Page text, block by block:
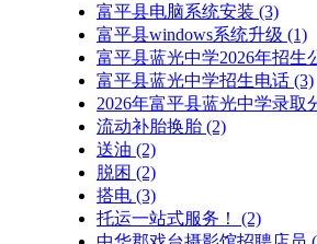
富平县电脑系统安装 (3)
富平县windows系统升级 (1)
富平县蓝光中学2026年招生
富平县蓝光中学招生电话 (3)
2026年富平县蓝光中学录取
流动补胎换胎 (2)
送油 (2)
脱困 (2)
搭电 (3)
托运一站式服务！
(2)